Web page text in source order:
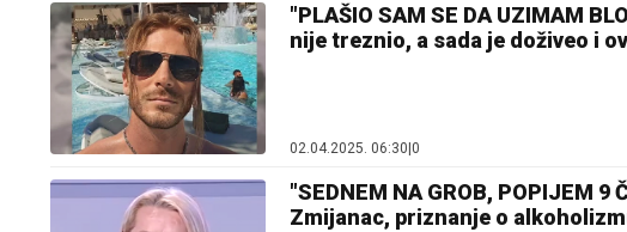
"PLAŠIO SAM SE DA UZIMAM
nije treznio, a sada je doživeo i
02.04.2025. 06:30 0
"SEDNEM NA GROB, POPIJEM 9
Zmijanac, priznanje o